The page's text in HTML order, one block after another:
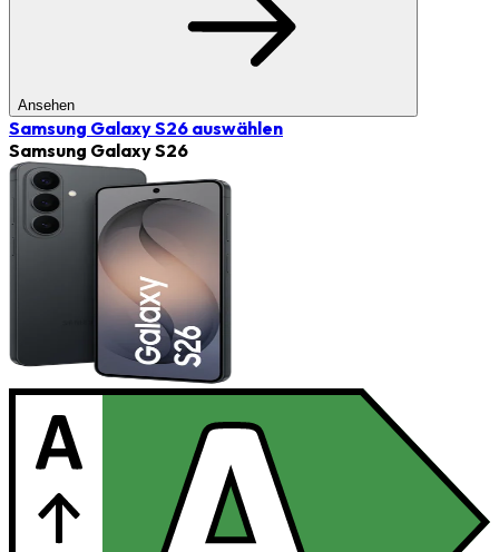
Ansehen
Samsung Galaxy S26 auswählen
Samsung Galaxy S26